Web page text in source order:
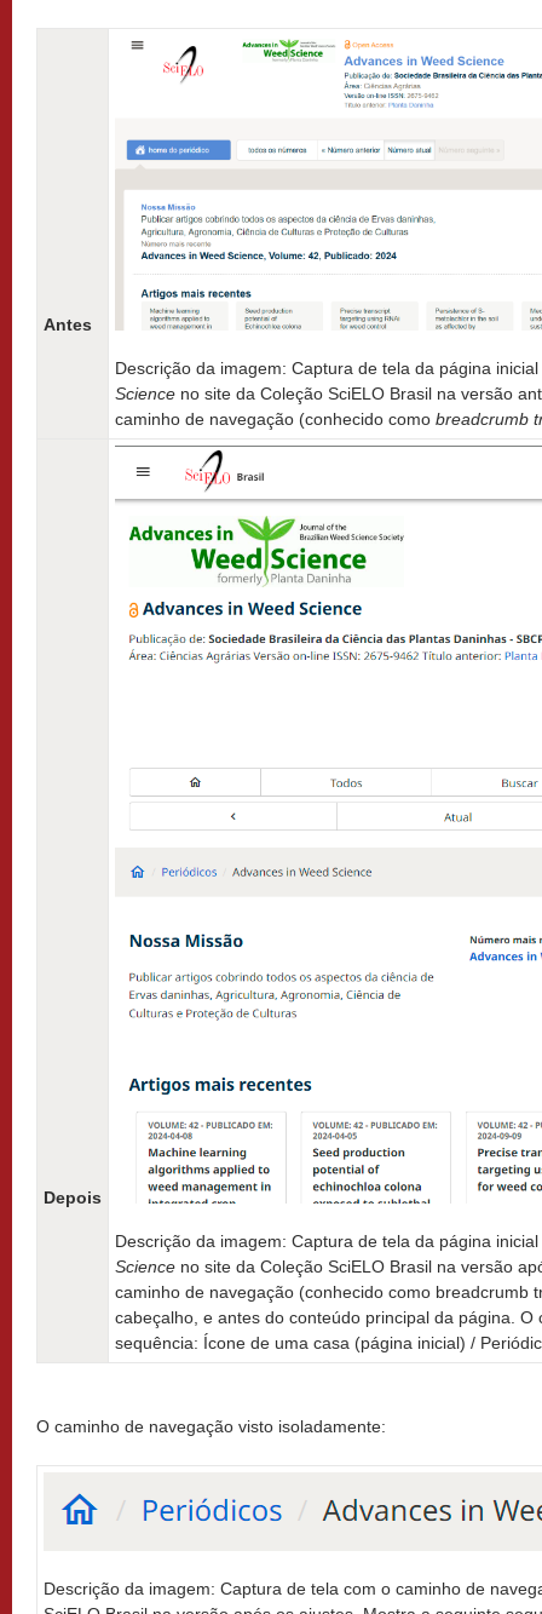
Antes
Descrição da imagem: Captura de tela da página
Science no site da Coleção SciELO Brasil na versão
caminho de navegação (conhecido como breadcrumb
Depois
Descrição da imagem: Captura de tela da página
Science no site da Coleção SciELO Brasil na versão
caminho de navegação (conhecido como breadcrumb
cabeçalho, e antes do conteúdo principal da página. O
sequência: Ícone de uma casa (página inicial) /
O caminho de navegação visto isoladamente:
Descrição da imagem: Captura de tela com o caminho de